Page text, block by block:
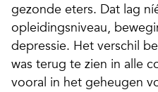
gezonde eters. Dat lag
opleidingsniveau,
depressie. Het verschil
was terug te zien in alle
vooral in het geheugen